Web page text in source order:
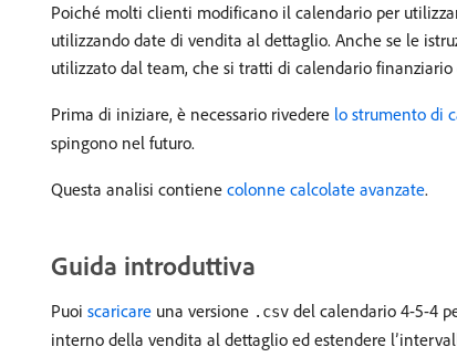
Poiché molti clienti modificano il calendario per
utilizzando date di vendita al dettaglio. Anche se le
utilizzato dal team, che si tratti di calendario
Prima di iniziare, è necessario rivedere lo strumento di
spingono nel futuro.
Questa analisi contiene colonne calcolate avanzate.
Guida introduttiva
Puoi scaricare una versione .csv del calendario 4-5-4
interno della vendita al dettaglio ed estendere